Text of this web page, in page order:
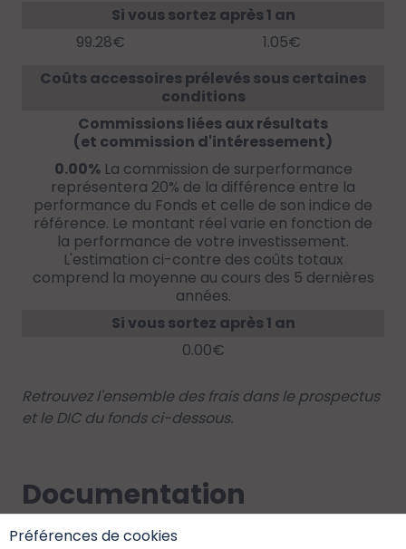
Préférences de cookies
Si vous sortez après 1 an
99.28€
1.05€
Coûts accessoires prélevés sous certaines
conditions
Commissions liées aux résultats
(et commission d'intéressement)
0.00%La commission de surperformance
représentera 20% de la différence entre la
performance du Fonds et celle de son indice de
référence. Le montant réel varie en fonction de
la performance de votre investissement.
L'estimation ci-contre des coûts totaux
comprend la moyenne au cours des 5 dernières
années.
Si vous sortez après 1 an
0.00€
Retrouvez l'ensemble des frais dans le prospectus
et le DIC du fonds ci-dessous.
Documentation